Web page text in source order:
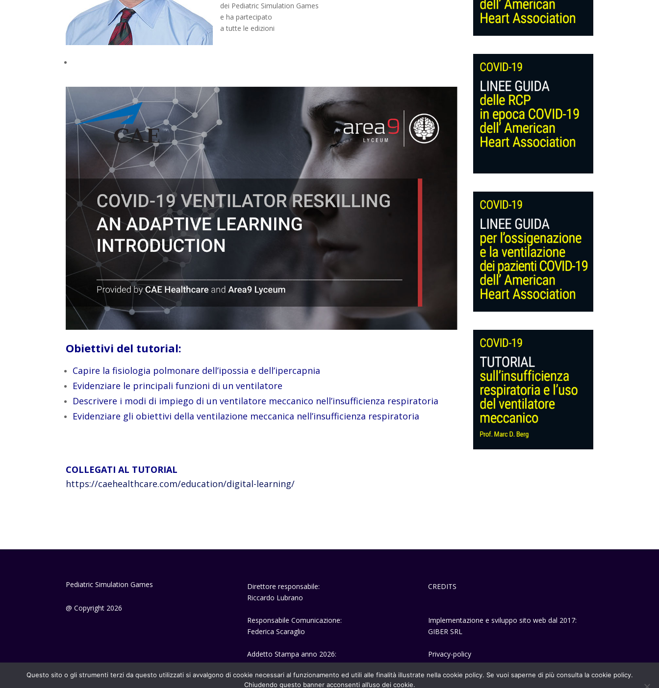
dei Pediatric Simulation Games
e ha partecipato
a tutte le edizioni
Obiettivi del tutorial:
Capire la fisiologia polmonare dell’ipossia e dell’ipercapnia
Evidenziare le principali funzioni di un ventilatore
Descrivere i modi di impiego di un ventilatore meccanico nell’insufficienza respiratoria
Evidenziare gli obiettivi della ventilazione meccanica nell’insufficienza respiratoria
COLLEGATI AL TUTORIAL
https://caehealthcare.com/education/digital-learning/
Pediatric Simulation Games
@ Copyright 2026
Direttore responsabile:
Riccardo Lubrano
Responsabile Comunicazione:
Federica Scaraglio
Addetto Stampa anno 2026:
Fabrizio Scarfò
CREDITS
Implementazione e sviluppo sito web dal 2017:
GIBER SRL
Privacy-policy
Questo sito o gli strumenti terzi da questo utilizzati si avvalgono di cookie necessari al funzionamento ed utili alle finalità illustrate nella cookie policy. Se vuoi saperne di più consulta la cookie policy.
Chiudendo questo banner acconsenti all’uso dei cookie.